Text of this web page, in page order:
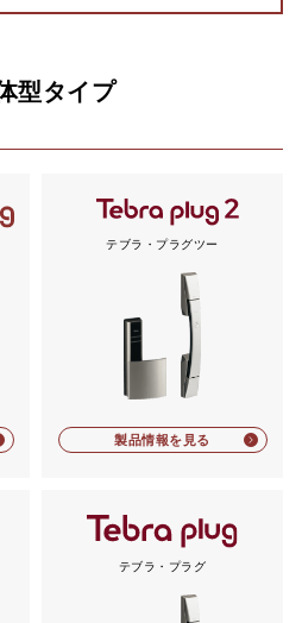
型タイプ
テブラ・プラグツー
製品情報を見る
テブラ・プラグ